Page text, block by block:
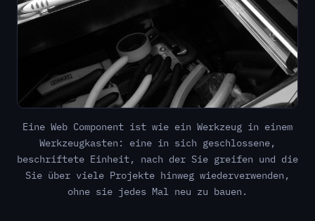
Eine Web Component ist wie ein Werkzeug in einem
Werkzeugkasten: eine in sich geschlossene,
beschriftete Einheit, nach der Sie greifen und die
Sie über viele Projekte hinweg wiederverwenden,
ohne sie jedes Mal neu zu bauen.